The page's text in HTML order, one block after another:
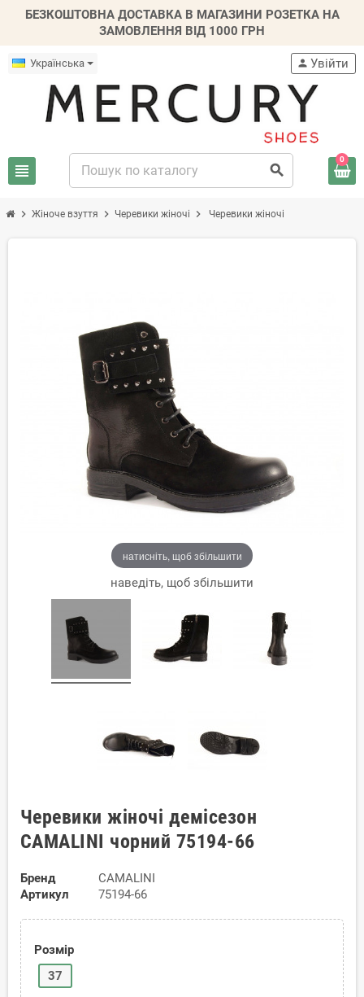
БЕЗКОШТОВНА ДОСТАВКА В МАГАЗИНИ РОЗЕТКА НА
ЗАМОВЛЕННЯ ВІД 1000 ГРН
Українська
view_headline search
person Увійти
0
chevron_right Жіноче взуття chevron_right Черевики жіночі chevron_right Черевики жіночі
натисніть, щоб збільшити
наведіть, щоб збільшити
Черевики жіночі демісезон
CAMALINI чорний 75194-66
Бренд
CAMALINI
Артикул
75194-66
Розмір
37